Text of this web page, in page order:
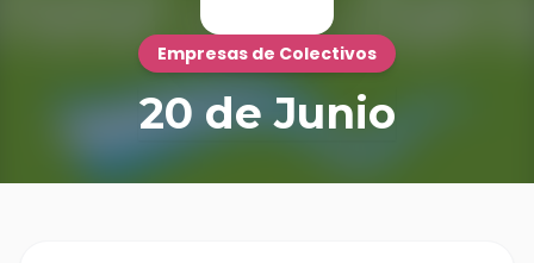
Empresas de Colectivos
20 de Junio